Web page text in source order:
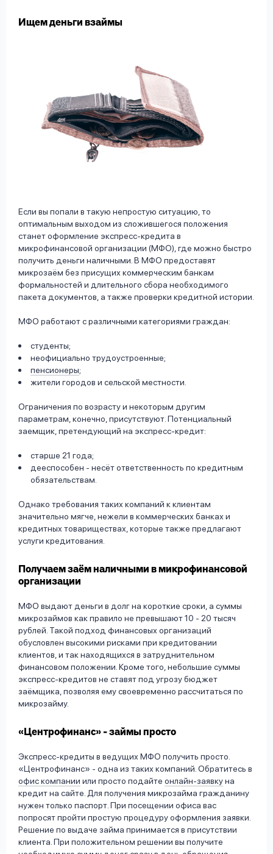
Ищем деньги взаймы
Если вы попали в такую непростую ситуацию, то
оптимальным выходом из сложившегося положения
станет оформление экспресс-кредита в
микрофинансовой организации (МФО), где можно быстро
получить деньги наличными. В МФО предоставят
микрозаём без присущих коммерческим банкам
формальностей и длительного сбора необходимого
пакета документов, а также проверки кредитной истории.
МФО работают с различными категориями граждан:
студенты;
неофициально трудоустроенные;
пенсионеры;
жители городов и сельской местности.
Ограничения по возрасту и некоторым другим
параметрам, конечно, присутствуют. Потенциальный
заемщик, претендующий на экспресс-кредит:
старше 21 года;
дееспособен - несёт ответственность по кредитным
обязательствам.
Однако требования таких компаний к клиентам
значительно мягче, нежели в коммерческих банках и
кредитных товариществах, которые также предлагают
услуги кредитования.
Получаем заём наличными в микрофинансовой
организации
МФО выдают деньги в долг на короткие сроки, а суммы
микрозаймов как правило не превышают 10 - 20 тысяч
рублей. Такой подход финансовых организаций
обусловлен высокими рисками при кредитовании
клиентов, и так находящихся в затруднительном
финансовом положении. Кроме того, небольшие суммы
экспресс-кредитов не ставят под угрозу бюджет
заёмщика, позволяя ему своевременно рассчитаться по
микрозайму.
«Центрофинанс» - займы просто
Экспресс-кредиты в ведущих МФО получить просто.
«Центрофинанс» - одна из таких компаний. Обратитесь в
офис компании или просто подайте онлайн-заявкуна
кредит на сайте. Для получения микрозайма гражданину
нужен только паспорт. При посещении офиса вас
попросят пройти простую процедуру оформления заявки.
Решение по выдаче займа принимается в присутствии
клиента. При положительном решении вы получите